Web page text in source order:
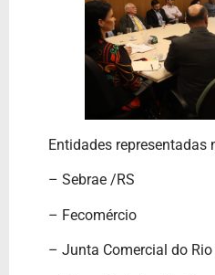
Entidades representadas
– Sebrae /RS
– Fecomércio
– Junta Comercial do Rio